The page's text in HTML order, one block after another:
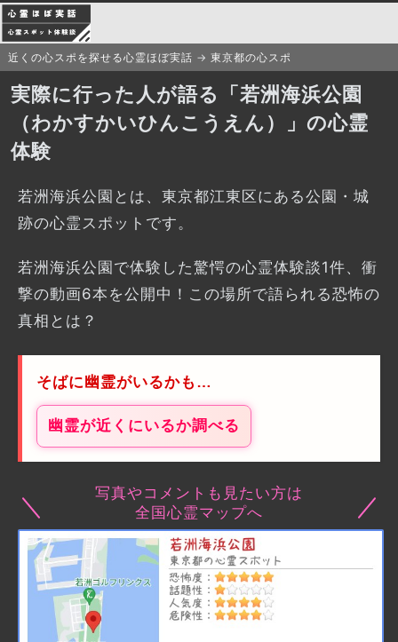
近くの心スポを探せる心霊ほぼ実話 東京都の心スポ
実際に行った人が語る「若洲海浜公園
（わかすかいひんこうえん）」の心霊
体験
若洲海浜公園とは、東京都江東区にある公園・城
跡の心霊スポットです。
若洲海浜公園で体験した驚愕の心霊体験談1件、衝
撃の動画6本を公開中！この場所で語られる恐怖の
真相とは？
そばに幽霊がいるかも…
幽霊が近くにいるか調べる
写真やコメントも見たい方は
全国心霊マップへ